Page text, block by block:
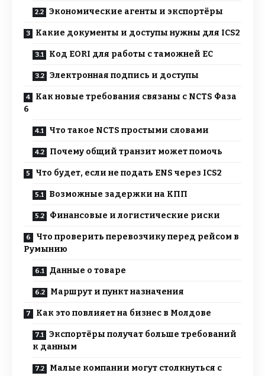
Экономические агенты и экспортёры
Какие документы и доступы нужны для ICS2
Код EORI для работы с таможней ЕС
Электронная подпись и доступы
Как новые требования связаны с NCTS Фаза
6
Что такое NCTS простыми словами
Почему общий транзит может помочь
Что будет, если не подать ENS через ICS2
Возможные задержки на КПП
Финансовые и логистические риски
Что проверить перевозчику перед рейсом в
Румынию
Данные о товаре
Маршрут и пункт назначения
Как это повлияет на бизнес в Молдове
Экспортёры получат больше требований
к данным
Малые компании могут столкнуться с